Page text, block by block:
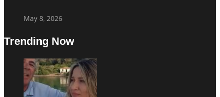
May 8, 2026
Trending Now